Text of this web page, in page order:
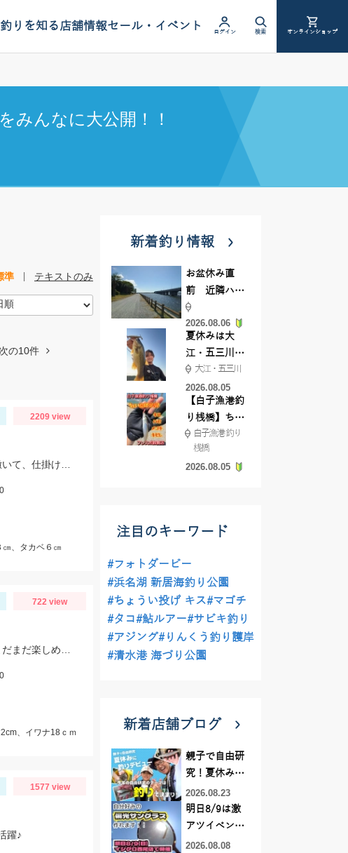
釣りを知る店舗情報セール・イベント ログイン 検索 オンラインショップ
みんなに大公開！！
準 テキストのみ
次の10件
2209 view
、タカベ６㎝
722 view
、イワナ18ｃｍ
1577 view
躍♪
新着釣り情報
お盆休み直
前 近隣ハゼ
釣り場調査し
てきました
2026.08.06
夏休みは大
江・五三川で
バスフィッシ
ング♪
大江・五三川
2026.08.05
【白子漁港釣
り桟橋】ちょ
い投げ釣りが
絶好調!キスや
ハゼが簡単に
白子漁港 釣り
桟橋
2026.08.05
注目のキーワード
#フォトダービー
#浜名湖 新居海釣り公園
#ちょうい投げ キス#マゴチ
#タコ#鮎ルアー#サビキ釣り
#アジング#りんくう釣り護岸
#清水港 海づり公園
新着店舗ブログ
親子で自由研
究！夏休みに
釣りデビュー
2026.08.23
明日8/9は激
アツイベント
日！！！～オ
2026.08.08